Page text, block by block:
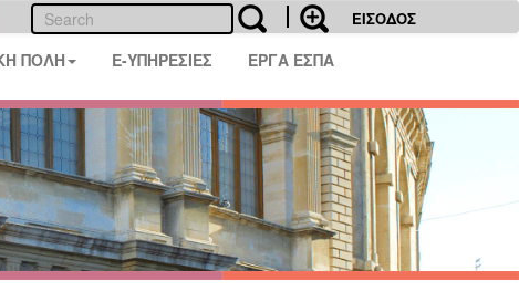
ΕΙΣΟΔΟΣ
ΠΟΛΗ E-ΥΠΗΡΕΣΙΕΣ ΕΡΓΑ ΕΣΠΑ